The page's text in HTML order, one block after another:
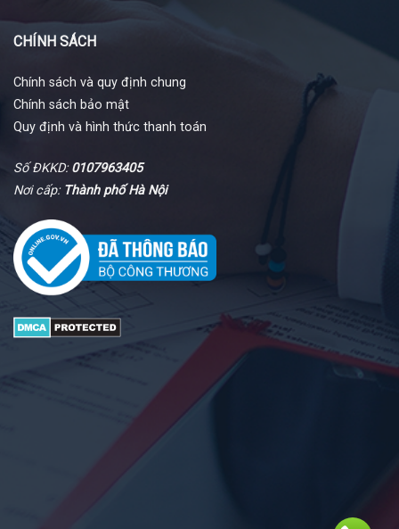
CHÍNH SÁCH
Chính sách và quy định chung
Chính sách bảo mật
Quy định và hình thức thanh toán
Số ĐKKD:0107963405
Nơi cấp: Thành phố Hà Nội